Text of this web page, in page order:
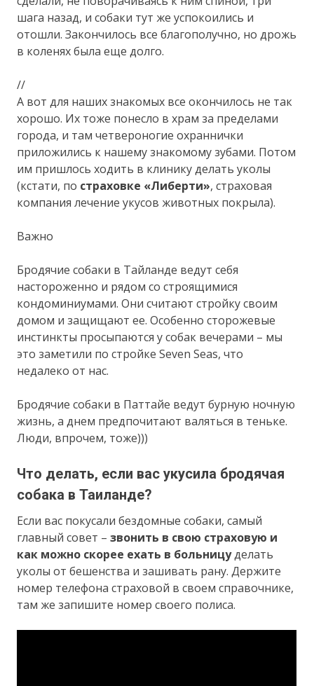
шага назад, и собаки тут же успокоились и
отошли. Закончилось все благополучно, но дрожь
в коленях была еще долго.
//
А вот для наших знакомых все окончилось не так
хорошо. Их тоже понесло в храм за пределами
города, и там четвероногие охраннички
приложились к нашему знакомому зубами. Потом
им пришлось ходить в клинику делать уколы
(кстати, по страховке «Либерти», страховая
компания лечение укусов животных покрыла).
Важно
Бродячие собаки в Тайланде ведут себя
настороженно и рядом со строящимися
кондоминиумами. Они считают стройку своим
домом и защищают ее. Особенно сторожевые
инстинкты просыпаются у собак вечерами – мы
это заметили по стройке Seven Seas, что
недалеко от нас.
Бродячие собаки в Паттайе ведут бурную ночную
жизнь, а днем предпочитают валяться в теньке.
Люди, впрочем, тоже)))
Что делать, если вас укусила бродячая
собака в Таиланде?
Если вас покусали бездомные собаки, самый
главный совет –звонить в свою страховую и
как можно скорее ехать в больницуделать
уколы от бешенства и зашивать рану. Держите
номер телефона страховой в своем справочнике,
там же запишите номер своего полиса.